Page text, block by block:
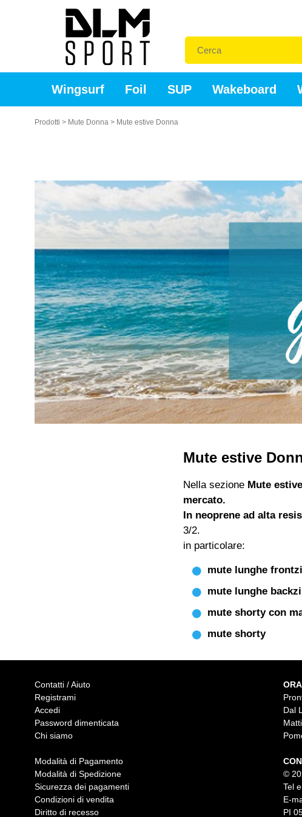
Wingsurf Foil SUP Wakeboard
Prodotti > Mute Donna > Mute estive Donna
Mute estive
Nella sezione Mute
mercato.
In neoprene ad alta
3/2.
in particolare:
mute lunghe
mute lunghe
mute shorty con
mute shorty
Contatti / Aiuto
Registrami
Accedi
Password dimenticata
Chi siamo
Modalità di Pagamento
Modalità di Spedizione
Sicurezza dei pagamenti
Condizioni di vendita
Diritto di recesso
Dal
©
Tel
E-
PI